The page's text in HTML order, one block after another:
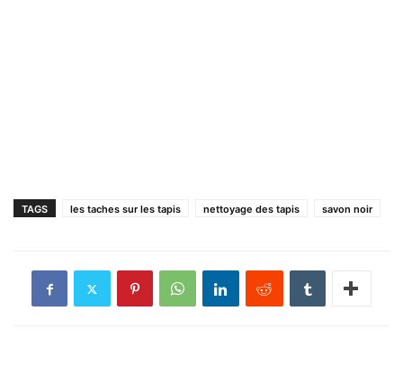
TAGS les taches sur les tapis nettoyage des tapis savon noir